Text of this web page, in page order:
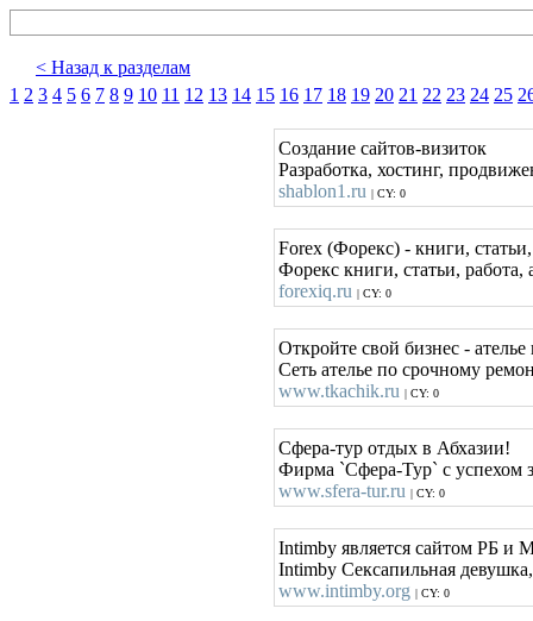
< Назад к разделам
1 2 3 4 5 6 7 8 9 10 11 12 13 14 15 16 17 18 19 20 21 22 23 24 25
Создание сайтов-визиток
Разработка, хостинг,
shablon1.ru | CY: 0
Forex (Форекс) - книги,
Форекс книги, статьи,
forexiq.ru | CY: 0
Откройте свой бизнес -
Сеть ателье по срочному
www.tkachik.ru | CY: 0
Сфера-тур отдых в Абхазии!
Фирма `Сфера-Тур` с успехом
www.sfera-tur.ru | CY: 0
Intimby является сайтом РБ и
Intimby Сексапильная
www.intimby.org | CY: 0